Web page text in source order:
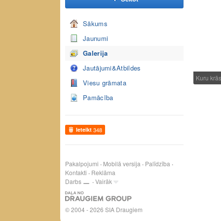
Sākums
Jaunumi
Galerija
Jautājumi&Atbildes
Viesu grāmata
Pamācība
Ieteikt 348
Pakalpojumi Mobilā versija
Palīdzība
Kontakti
Reklāma
Darbs
Vairāk
© 2004 - 2026 SIA Draugiem
Kuru